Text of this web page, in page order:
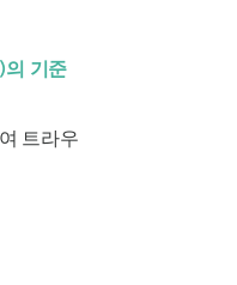
의 기준
트라우